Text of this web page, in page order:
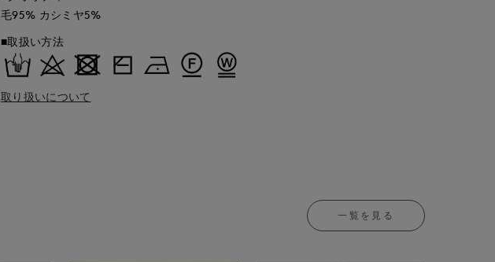
毛95% カシミヤ5%
■取扱い方法
取り扱いについて
一覧を見る